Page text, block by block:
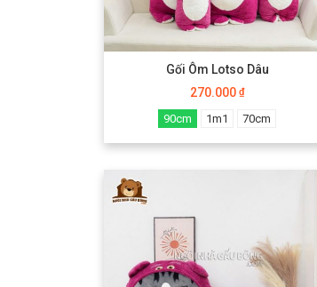
Gối Ôm Lotso Dâu
270.000 ₫
90cm 1m1 70cm